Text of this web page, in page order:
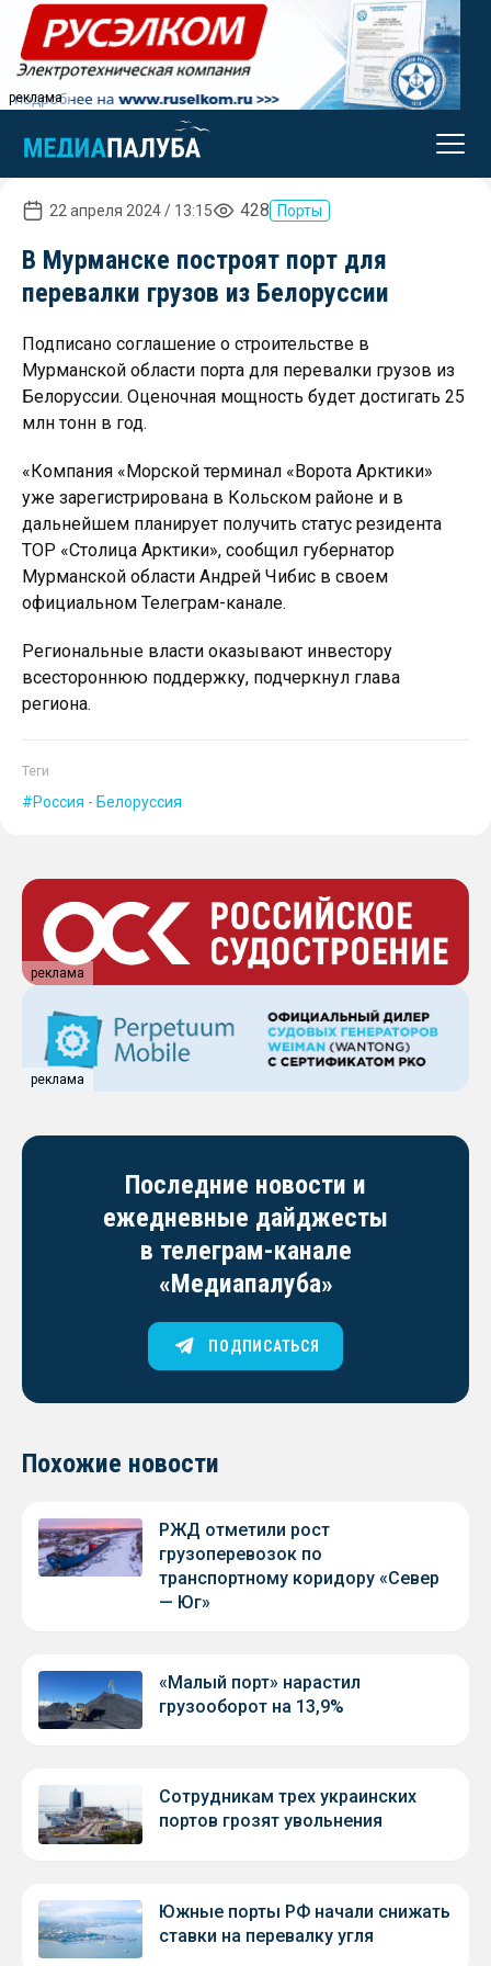
реклама
22 апреля 2024 / 13:15 428 Порты
В Мурманске построят порт для
перевалки грузов из Белоруссии
Подписано соглашение о строительстве в
Мурманской области порта для перевалки грузов из
Белоруссии. Оценочная мощность будет достигать 25
млн тонн в год.
«Компания «Морской терминал «Ворота Арктики»
уже зарегистрирована в Кольском районе и в
дальнейшем планирует получить статус резидента
ТОР «Столица Арктики», сообщил губернатор
Мурманской области Андрей Чибис в своем
официальном Телеграм-канале.
Региональные власти оказывают инвестору
всестороннюю поддержку, подчеркнул глава
региона.
Теги
Россия - Белоруссия
реклама
реклама
Последние новости и
ежедневные дайджесты
в телеграм-канале
«Медиапалуба»
ПОДПИСАТЬСЯ
Похожие новости
РЖД отметили рост
грузоперевозок по
транспортному коридору «Север
— Юг»
«Малый порт» нарастил
грузооборот на 13,9%
Сотрудникам трех украинских
портов грозят увольнения
Южные порты РФ начали снижать
ставки на перевалку угля